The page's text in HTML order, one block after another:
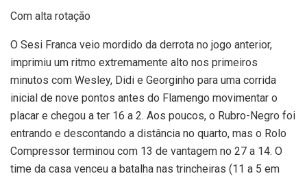
Com alta rotação
O Sesi Franca veio mordido da derrota no jogo anterior,
imprimiu um ritmo extremamente alto nos primeiros
minutos com Wesley, Didi e Georginho para uma corrida
inicial de nove pontos antes do Flamengo movimentar o
placar e chegou a ter 16 a 2. Aos poucos, o Rubro-Negro foi
entrando e descontando a distância no quarto, mas o Rolo
Compressor terminou com 13 de vantagem no 27 a 14. O
time da casa venceu a batalha nas trincheiras (11 a 5 em